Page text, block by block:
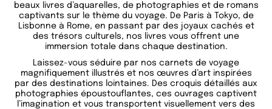
beaux livres d’aquarelles, de photographies et de romans
captivants sur le thème du voyage. De Paris à Tokyo, de
Lisbonne à Rome, en passant par des joyaux cachés et
des trésors culturels, nos livres vous offrent une
immersion totale dans chaque destination.
Laissez-vous séduire par nos carnets de voyage
magnifiquement illustrés et nos œuvres d’art inspirées
par des destinations lointaines. Des croquis détaillés aux
photographies époustouflantes, ces ouvrages captivent
l’imagination et vous transportent visuellement vers des